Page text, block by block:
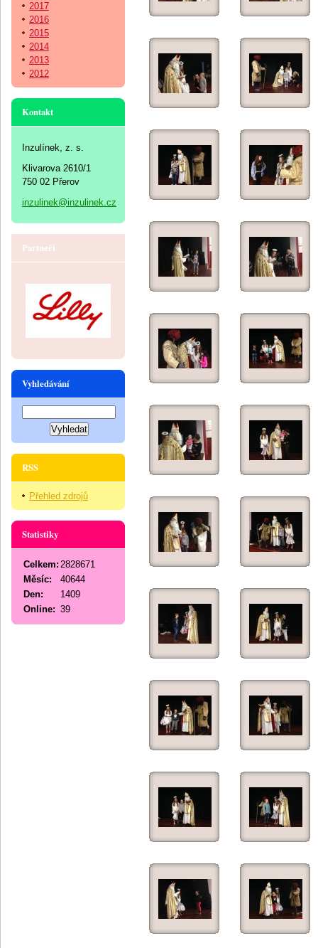
2017
2016
2015
2014
2013
2012
Kontakt
Inzulínek, z. s.
Klivarova 2610/1
750 02 Přerov
inzulinek@inzulinek.cz
Partneři
Vyhledávání
RSS
Přehled zdrojů
Statistiky
Online: 39
Celkem: 2828671
Měsíc:
40644
Den:
1409